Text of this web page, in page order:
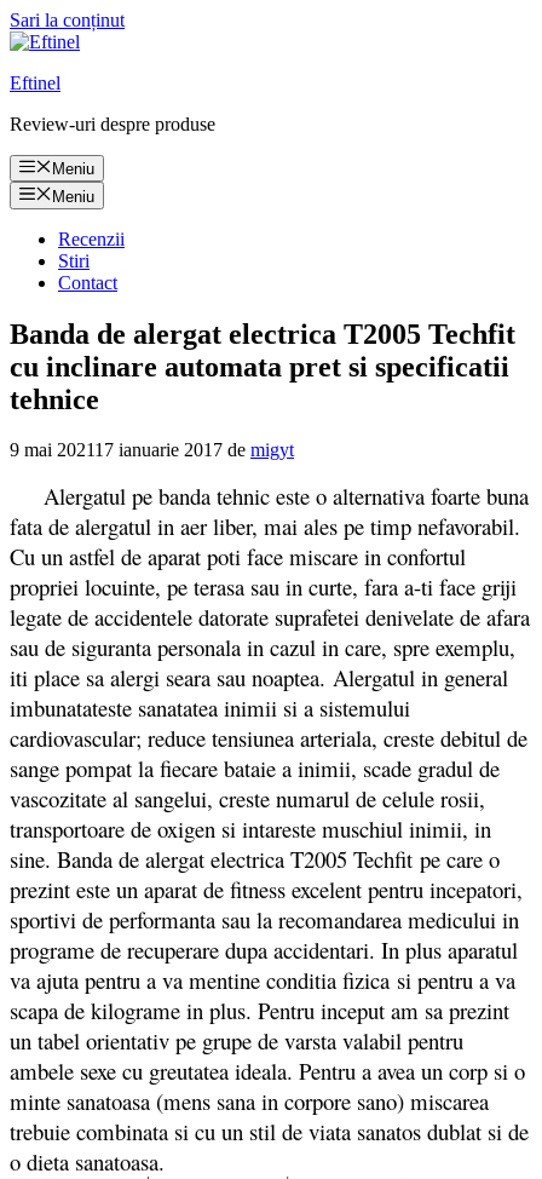
Sari la conținut
Eftinel
Review-uri despre produse
Meniu
Meniu
Recenzii
Stiri
Contact
Banda de alergat electrica T2005 Techfit
cu inclinare automata pret si specificatii
tehnice
9 mai 202117 ianuarie 2017 de migyt
Alergatul pe banda tehnic este o alternativa foarte buna
fata de alergatul in aer liber, mai ales pe timp nefavorabil.
Cu un astfel de aparat poti face miscare in confortul
propriei locuinte, pe terasa sau in curte, fara a-ti face griji
legate de accidentele datorate suprafetei denivelate de afara
sau de siguranta personala in cazul in care, spre exemplu,
iti place sa alergi seara sau noaptea. Alergatul in general
imbunatateste sanatatea inimii si a sistemului
cardiovascular; reduce tensiunea arteriala, creste debitul de
sange pompat la fiecare bataie a inimii, scade gradul de
vascozitate al sangelui, creste numarul de celule rosii,
transportoare de oxigen si intareste muschiul inimii, in
sine. Banda de alergat electrica T2005 Techfit pe care o
prezint este un aparat de fitness excelent pentru incepatori,
sportivi de performanta sau la recomandarea medicului in
programe de recuperare dupa accidentari. In plus aparatul
va ajuta pentru a va mentine conditia fizica si pentru a va
scapa de kilograme in plus. Pentru inceput am sa prezint
un tabel orientativ pe grupe de varsta valabil pentru
ambele sexe cu greutatea ideala. Pentru a avea un corp si o
minte sanatoasa (mens sana in corpore sano) miscarea
trebuie combinata si cu un stil de viata sanatos dublat si de
o dieta sanatoasa.